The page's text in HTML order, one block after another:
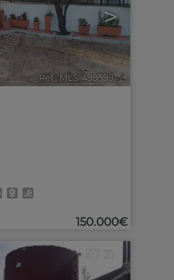
>
Ref.. MLS-499599 🔗
150.000€
31